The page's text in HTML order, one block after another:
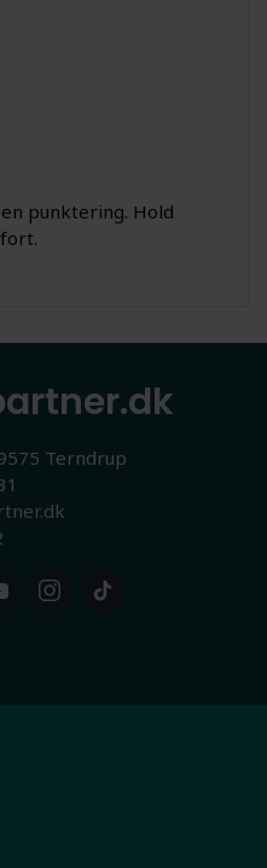
punktering. Hold
Terndrup